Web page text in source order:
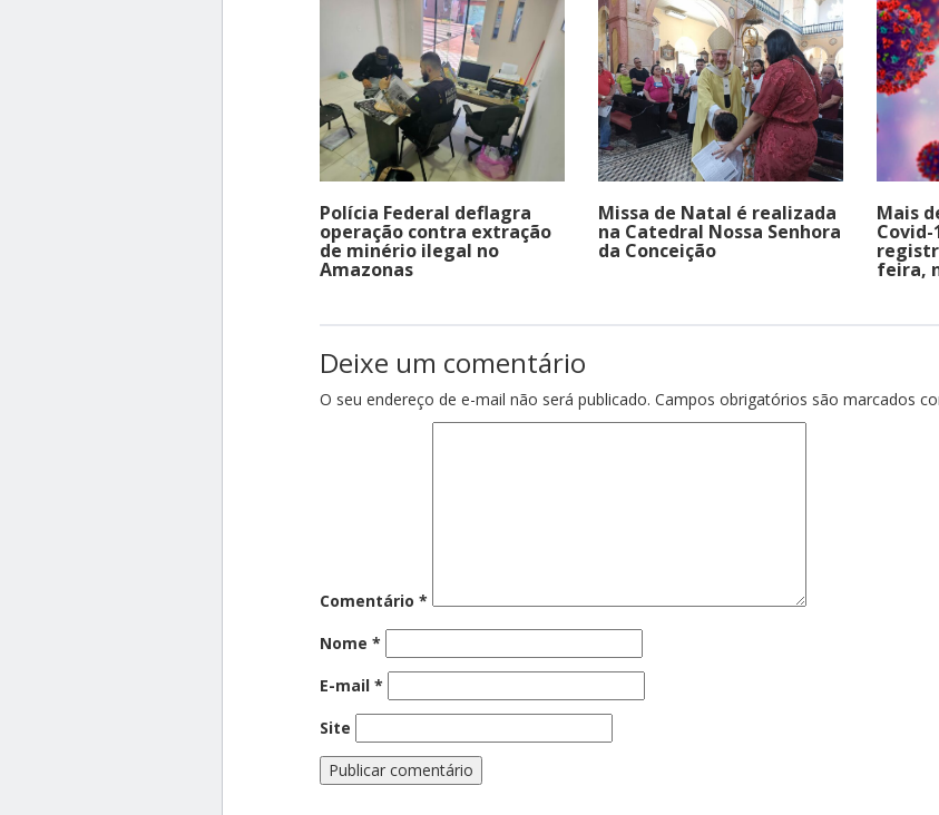
Polícia Federal deflagra
operação contra extração
de minério ilegal no
Amazonas
Missa de Natal é realizada
na Catedral Nossa Senhora
da Conceição
Mais
feira,
Deixe um comentário
O seu endereço de e-mail não será publicado. Campos obrigatórios são marcados
Comentário *
Nome *
E-mail *
Site